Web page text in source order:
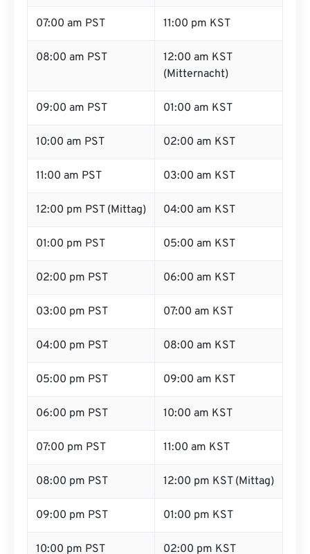
07:00 am PST 11:00 pm KST
08:00 am PST
12:00 am KST
(Mitternacht)
09:00 am PST 01:00 am KST
10:00 am PST 02:00 am KST
11:00 am PST 03:00 am KST
12:00 pm PST (Mittag) 04:00 am KST
01:00 pm PST 05:00 am KST
02:00 pm PST 06:00 am KST
03:00 pm PST 07:00 am KST
04:00 pm PST 08:00 am KST
05:00 pm PST 09:00 am KST
06:00 pm PST 10:00 am KST
07:00 pm PST 11:00 am KST
08:00 pm PST 12:00 pm KST (Mittag)
09:00 pm PST 01:00 pm KST
10:00 pm PST 02:00 pm KST